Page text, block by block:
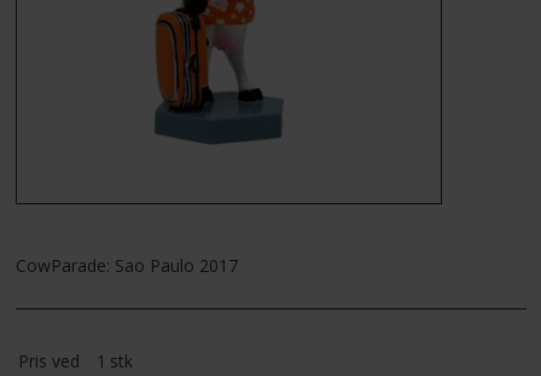
FRAGT
FAVORIT
CowParade: Sao Paulo 2017
Pris ved 1 stk